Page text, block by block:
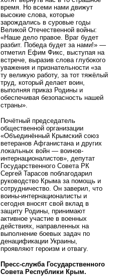
время. Но всеми нами движут
высокие слова, которые
зарождались в суровые годы
Великой Отечественной войны:
«Наше дело правое. Враг будет
разбит. Победа будет за нами!» —
отметил Ефим Фикс, выступая на
встрече, выразив слова глубокого
уважения и признательности «за
ту великую работу, за тот тяжёлый
труд, который делает воин,
выполняя приказ Родины и
обеспечивая безопасность нашей
страны».
Почётный председатель
общественной организации
«Объединённый Крымский союз
ветеранов Афганистана и других
локальных войн — воинов-
интернационалистов», депутат
Государственного Совета РК
Сергей Тарасов поблагодарил
руководство Крыма за помощь и
сотрудничество. Он заверил, что
воины-интернационалисты и
сегодня вносят свой вклад в
защиту Родины, принимают
активное участие в военных
действиях, направленных на
выполнение боевых задач по
денацификации Украины,
проявляют героизм и отвагу.
Пресс-служба Государственного
Совета Республики Крым.